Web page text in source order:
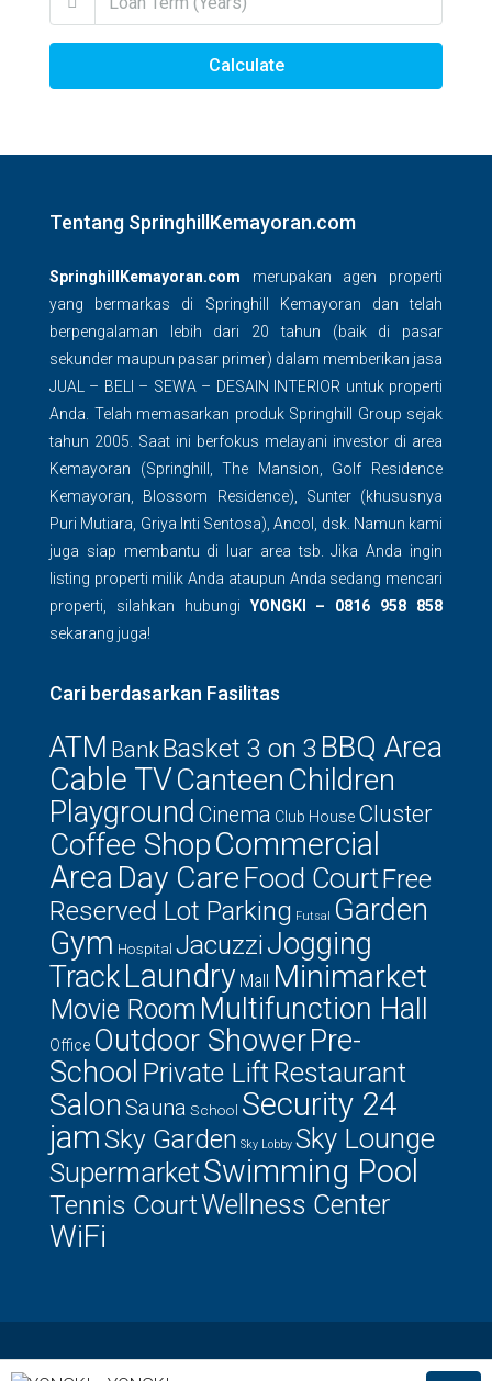
Calculate
Tentang SpringhillKemayoran.com
SpringhillKemayoran.com merupakan agen properti
yang bermarkas di Springhill Kemayoran dan telah
berpengalaman lebih dari 20 tahun (baik di pasar
sekunder maupun pasar primer) dalam memberikan jasa
JUAL – BELI – SEWA – DESAIN INTERIOR untuk properti
Anda. Telah memasarkan produk Springhill Group sejak
tahun 2005. Saat ini berfokus melayani investor di area
Kemayoran (Springhill, The Mansion, Golf Residence
Kemayoran, Blossom Residence), Sunter (khususnya
Puri Mutiara, Griya Inti Sentosa), Ancol, dsk. Namun kami
juga siap membantu di luar area tsb. Jika Anda ingin
listing properti milik Anda ataupun Anda sedang mencari
properti, silahkan hubungi YONGKI – 0816 958 858
sekarang juga!
Cari berdasarkan Fasilitas
ATM BankBasket 3 on 3 BBQ Area
Cable TVCanteen Children
Playground Cinema Club House Cluster
Coffee ShopCommercial
Area Day Care Food CourtFree
Reserved Lot Parking Futsal Garden
Gym Hospital JacuzziJogging
TrackLaundry Mall Minimarket
Movie Room Multifunction Hall
Office Outdoor ShowerPre-
School Private Lift Restaurant
Salon Sauna School Security 24
jamSky Garden Sky Lobby Sky Lounge
SupermarketSwimming Pool
Tennis CourtWellness Center
WiFi